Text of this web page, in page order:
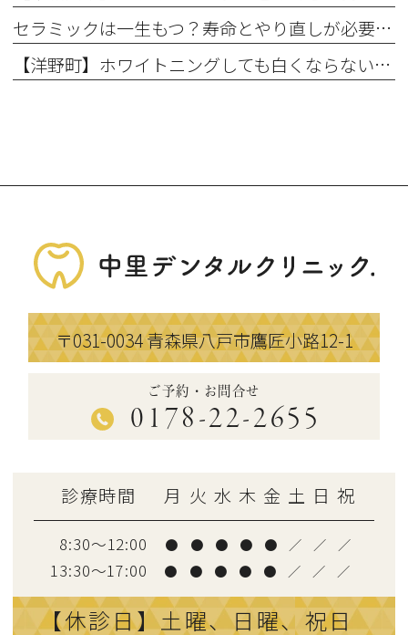
セラミックは一生もつ？寿命とやり直しが必要になるケース
【洋野町】ホワイトニングしても白くならない理由とは？効果が出にくい人の特徴
〒031-0034青森県八戸市鷹匠小路12-1
ご予約・お問合せ
0178-22-2655
診療時間 月 火 水 木 金 土 日 祝
8:30～12:00 ● ● ● ● ● ／ ／ ／
13:30〜17:00 ● ● ● ● ● ／ ／ ／
【休診日】土曜、日曜、祝日